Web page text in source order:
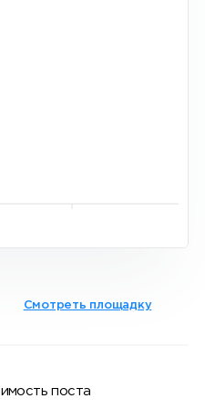
Смотреть площадку
поста